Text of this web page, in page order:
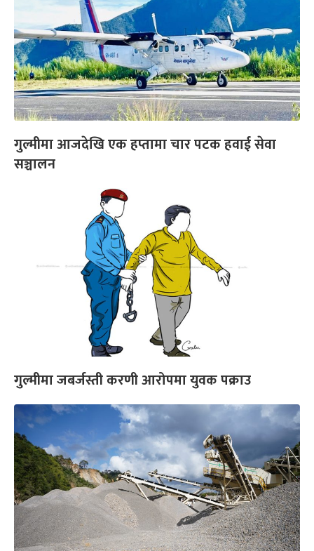
गुल्मीमा आजदेखि एक हप्तामा चार पटक हवाई सेवा
सञ्चालन
गुल्मीमा जबर्जस्ती करणी आरोपमा युवक पक्राउ